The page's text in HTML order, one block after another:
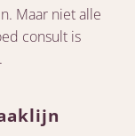
Maar niet alle
consult is